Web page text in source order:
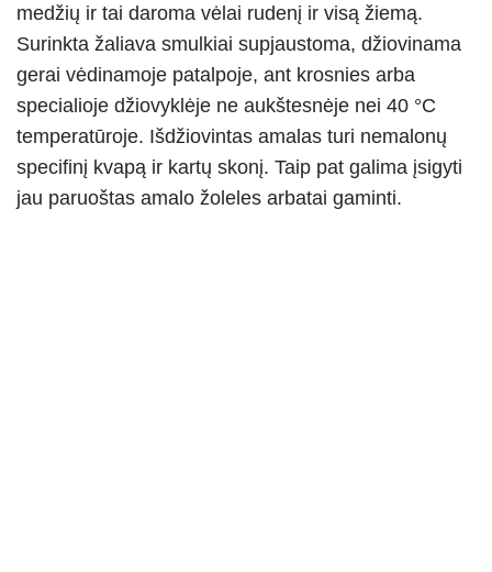
medžių ir tai daroma vėlai rudenį ir visą žiemą.
Surinkta žaliava smulkiai supjaustoma, džiovinama
gerai vėdinamoje patalpoje, ant krosnies arba
specialioje džiovyklėje ne aukštesnėje nei 40 °C
temperatūroje. Išdžiovintas amalas turi nemalonų
specifinį kvapą ir kartų skonį. Taip pat galima įsigyti
jau paruoštas amalo žoleles arbatai gaminti.